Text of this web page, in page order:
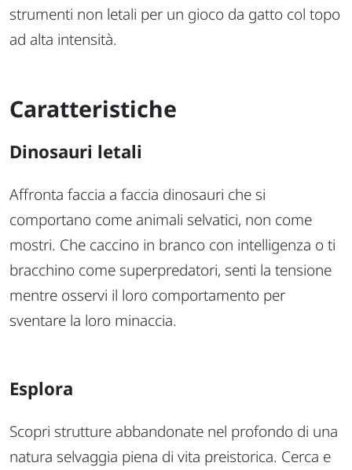
strumenti non letali per un gioco da gatto col topo
ad alta intensità.
Caratteristiche
Dinosauri letali
Affronta faccia a faccia dinosauri che si
comportano come animali selvatici, non come
mostri. Che caccino in branco con intelligenza o ti
bracchino come superpredatori, senti la tensione
mentre osservi il loro comportamento per
sventare la loro minaccia.
Esplora
Scopri strutture abbandonate nel profondo di una
natura selvaggia piena di vita preistorica. Cerca e